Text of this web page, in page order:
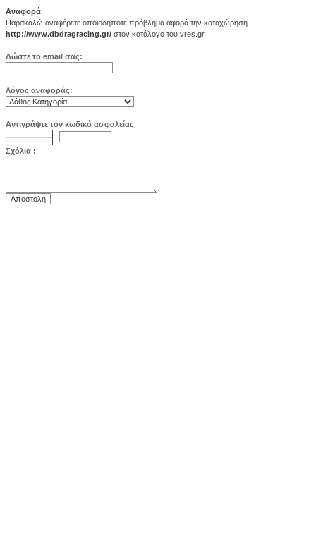
Αναφορά
Παρακαλώ αναφέρετε οποιοδήποτε πρόβλημα αφορά την καταχώρηση
http://www.dbdragracing.gr/ στον κατάλογο του vres.gr
Δώστε το email σας:
Λόγος αναφοράς:
Αντιγράψτε τον κωδικό ασφαλείας
:
Σχόλια :